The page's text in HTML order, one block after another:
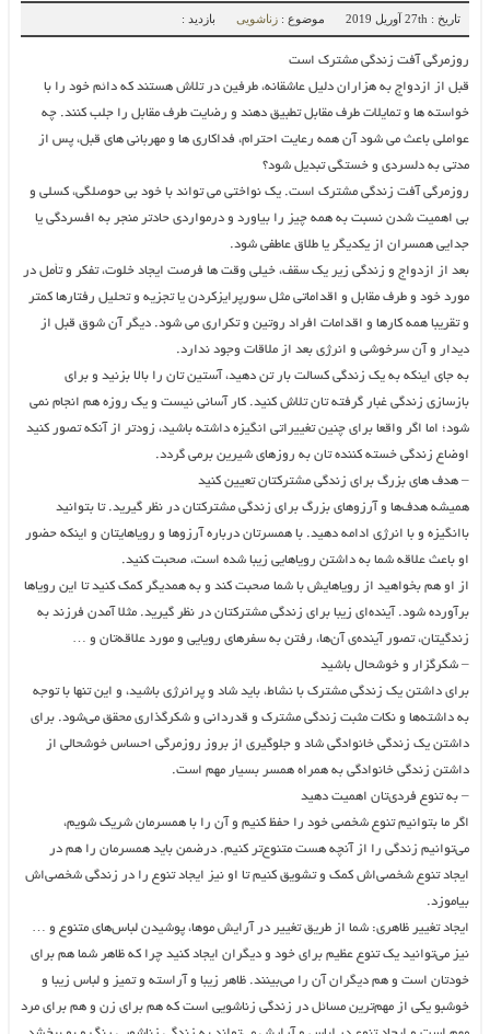
تاریخ : 27th آوریل 2019 موضوع : زناشویی بازدید :
روزمرگی آفت زندگی مشترک است
قبل از ازدواج به هزاران دلیل عاشقانه، طرفین در تلاش هستند که دائم خود را با
خواسته ها و تمایلات طرف مقابل تطبیق دهند و رضایت طرف مقابل را جلب کنند. چه
عواملی باعث می شود آن همه رعایت احترام، فداکاری ها و مهربانی های قبل، پس از
مدتی به دلسردی و خستگی تبدیل شود؟
روزمرگی آفت زندگی مشترک است. یک نواختی می تواند با خود بی حوصلگی، کسلی و
بی اهمیت شدن نسبت به همه چیز را بیاورد و درمواردی حادتر منجر به افسردگی یا
جدایی همسران از یکدیگر یا طلاق عاطفی شود.
بعد از ازدواج و زندگی زیر یک سقف، خیلی وقت ها فرصت ایجاد خلوت، تفکر و تأمل در
مورد خود و طرف مقابل و اقداماتی مثل سورپرایزکردن یا تجزیه و تحلیل رفتارها کمتر
و تقریبا همه کارها و اقدامات افراد روتین و تکراری می شود. دیگر آن شوق قبل از
دیدار و آن سرخوشی و انرژی بعد از ملاقات وجود ندارد.
به جای اینکه به یک زندگی کسالت بار تن دهید، آستین تان را بالا بزنید و برای
بازسازی زندگی غبار گرفته تان تلاش کنید. کار آسانی نیست و یک روزه هم انجام نمی
شود؛ اما اگر واقعا برای چنین تغییراتی انگیزه داشته باشید، زودتر از آنکه تصور کنید
اوضاع زندگی خسته کننده تان به روزهای شیرین برمی گردد.
– هدف های بزرگ برای زندگی مشترکتان تعیین کنید
همیشه هدف‌ها و آرزوهای بزرگ برای زندگی مشترکتان در نظر گیرید. تا بتوانید
باانگیزه و با انرژی ادامه دهید. با همسرتان درباره آرزوها و رویاهایتان و اینکه حضور
او باعث علاقه شما به داشتن رویاهایی زیبا شده است، صحبت کنید.
از او هم بخواهید از رویاهایش با شما صحبت کند و به همدیگر کمک کنید تا این رویاها
برآورده شود. آینده‌ای زیبا برای زندگی مشترکتان در نظر گیرید. مثلا آمدن فرزند به
زندگیتان، تصور آینده‌ی آن‌ها، رفتن به سفرهای رویایی و مورد علاقه‌تان و …
– شکرگزار و خوشحال باشید
برای داشتن یک زندگی مشترک با نشاط، باید شاد و پرانرژی باشید، و این تنها با توجه
به داشته‌ها و نکات مثبت زندگی مشترک و قدردانی و شکرگذاری محقق می‌شود. برای
داشتن یک زندگی خانوادگی شاد و جلوگیری از بروز روزمرگی احساس خوشحالی از
داشتن زندگی خانوادگی به همراه همسر بسیار مهم است.
– به تنوع فردی‌تان اهمیت دهید
اگر ما بتوانیم تنوع شخصی خود را حفظ کنیم و آن را با همسرمان شریک شویم،
می‌توانیم زندگی را از آنچه هست متنوع‌تر کنیم. درضمن باید همسرمان را هم در
ایجاد تنوع شخصی‌اش کمک و تشویق کنیم تا او نیز ایجاد تنوع را در زندگی شخصی‌اش
بیاموزد.
ایجاد تغییر ظاهری: شما از طریق تغییر در آرایش موها، پوشیدن لباس‌های متنوع و …
نیز می‌توانید یک تنوع عظیم برای خود و دیگران ایجاد کنید چرا که ظاهر شما هم برای
خودتان است و هم دیگران آن را می‌بینند. ظاهر زیبا و آراسته و تمیز و لباس زیبا و
خوشبو یکی از مهم‌ترین مسائل در زندگی زناشویی است که هم برای زن و هم برای مرد